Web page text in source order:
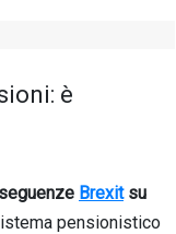
è
Brexitsu
pensionistico